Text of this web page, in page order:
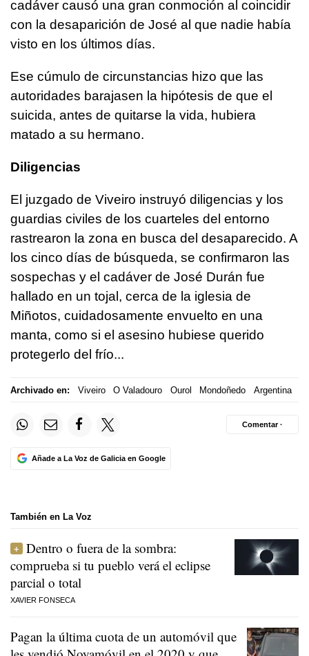
cadáver causó una gran conmoción al coincidir
con la desaparición de José al que nadie había
visto en los últimos días.
Ese cúmulo de circunstancias hizo que las
autoridades barajasen la hipótesis de que el
suicida, antes de quitarse la vida, hubiera
matado a su hermano.
Diligencias
El juzgado de Viveiro instruyó diligencias y los
guardias civiles de los cuarteles del entorno
rastrearon la zona en busca del desaparecido. A
los cinco días de búsqueda, se confirmaron las
sospechas y el cadáver de José Durán fue
hallado en un tojal, cerca de la iglesia de
Miñotos, cuidadosamente envuelto en una
manta, como si el asesino hubiese querido
protegerlo del frío...
Archivado en: Viveiro O Valadouro Ourol Mondoñedo Argentina
Añade a La Voz de Galicia en Google
Comentar ·
También en La Voz
Dentro o fuera de la sombra:
comprueba si tu pueblo verá el eclipse
parcial o total
XAVIER FONSECA
Pagan la última cuota de un automóvil que